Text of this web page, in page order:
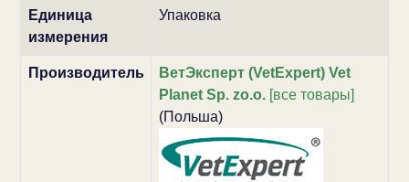
Единица
измерения
Упаковка
Производитель
ВетЭксперт (VetExpert) Vet
Planet Sp. zo.o.[все товары]
(Польша)